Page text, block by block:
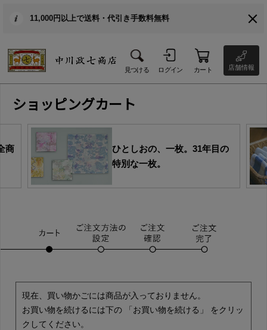
11,000円以上で送料・代引き手数料無料
見つける ログイン カート 店舗情報
ショッピングカート
商
ひとしおの、一枚。31年目の
特別な一枚。
現在、買い物かごには商品が入っておりません。
お買い物を続けるには下の 「お買い物を続ける」 をクリッ
クしてください。